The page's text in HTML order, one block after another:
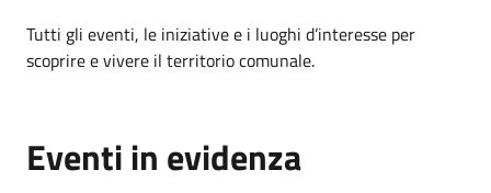
Tutti gli eventi, le iniziative e i luoghi d’interesse per
scoprire e vivere il territorio comunale.
Eventi in evidenza